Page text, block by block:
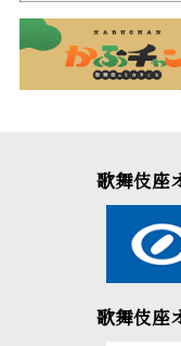
歌舞伎座
歌舞伎座